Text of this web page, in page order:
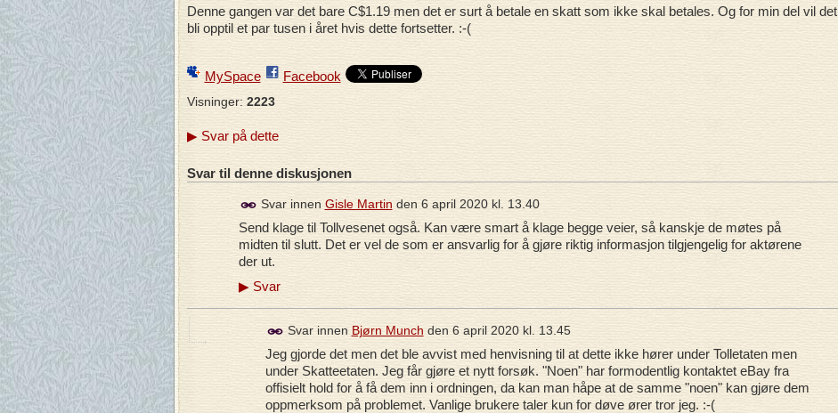
Denne gangen var det bare C$1.19 men det er surt å betale en skatt som ikke skal betales. Og for min del vil det
bli opptil et par tusen i året hvis dette fortsetter. :-(
MySpace Facebook
Visninger: 2223
▶Svar på dette
Svar til denne diskusjonen
Svar innen Gisle Martin den 6 april 2020 kl. 13.40
Send klage til Tollvesenet også. Kan være smart å klage begge veier, så kanskje de møtes på
midten til slutt. Det er vel de som er ansvarlig for å gjøre riktig informasjon tilgjengelig for aktørene
der ut.
▶Svar
Svar innen Bjørn Munch den 6 april 2020 kl. 13.45
Jeg gjorde det men det ble avvist med henvisning til at dette ikke hører under Tolletaten men
under Skatteetaten. Jeg får gjøre et nytt forsøk. "Noen" har formodentlig kontaktet eBay fra
offisielt hold for å få dem inn i ordningen, da kan man håpe at de samme "noen" kan gjøre dem
oppmerksom på problemet. Vanlige brukere taler kun for døve ører tror jeg. :-(